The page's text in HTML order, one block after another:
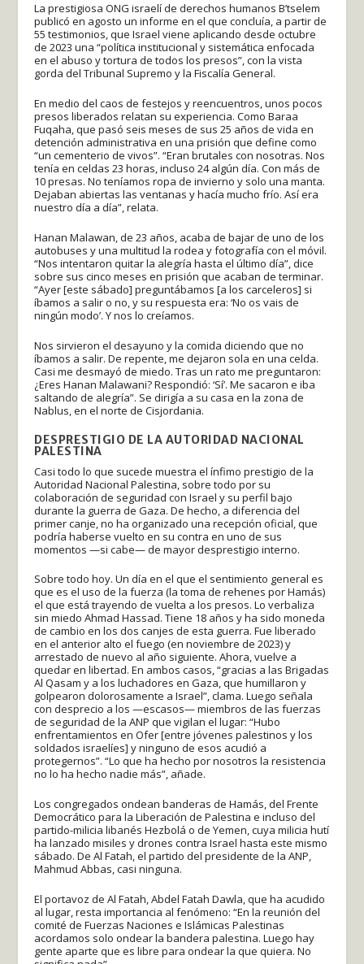
La prestigiosa ONG israelí de derechos humanos B’tselem
publicó en agosto un informe en el que concluía, a partir de
55 testimonios, que Israel viene aplicando desde octubre
de 2023 una “política institucional y sistemática enfocada
en el abuso y tortura de todos los presos”, con la vista
gorda del Tribunal Supremo y la Fiscalía General.
En medio del caos de festejos y reencuentros, unos pocos
presos liberados relatan su experiencia. Como Baraa
Fuqaha, que pasó seis meses de sus 25 años de vida en
detención administrativa en una prisión que define como
“un cementerio de vivos”. “Eran brutales con nosotras. Nos
tenía en celdas 23 horas, incluso 24 algún día. Con más de
10 presas. No teníamos ropa de invierno y solo una manta.
Dejaban abiertas las ventanas y hacía mucho frío. Así era
nuestro día a día”, relata.
Hanan Malawan, de 23 años, acaba de bajar de uno de los
autobuses y una multitud la rodea y fotografía con el móvil.
“Nos intentaron quitar la alegría hasta el último día”, dice
sobre sus cinco meses en prisión que acaban de terminar.
“Ayer [este sábado] preguntábamos [a los carceleros] si
íbamos a salir o no, y su respuesta era: ‘No os vais de
ningún modo’. Y nos lo creíamos.
Nos sirvieron el desayuno y la comida diciendo que no
íbamos a salir. De repente, me dejaron sola en una celda.
Casi me desmayó de miedo. Tras un rato me preguntaron:
¿Eres Hanan Malawani? Respondió: ‘Sí’. Me sacaron e iba
saltando de alegría”. Se dirigía a su casa en la zona de
Nablus, en el norte de Cisjordania.
DESPRESTIGIO DE LA AUTORIDAD NACIONAL
PALESTINA
Casi todo lo que sucede muestra el ínfimo prestigio de la
Autoridad Nacional Palestina, sobre todo por su
colaboración de seguridad con Israel y su perfil bajo
durante la guerra de Gaza. De hecho, a diferencia del
primer canje, no ha organizado una recepción oficial, que
podría haberse vuelto en su contra en uno de sus
momentos —si cabe— de mayor desprestigio interno.
Sobre todo hoy. Un día en el que el sentimiento general es
que es el uso de la fuerza (la toma de rehenes por Hamás)
el que está trayendo de vuelta a los presos. Lo verbaliza
sin miedo Ahmad Hassad. Tiene 18 años y ha sido moneda
de cambio en los dos canjes de esta guerra. Fue liberado
en el anterior alto el fuego (en noviembre de 2023) y
arrestado de nuevo al año siguiente. Ahora, vuelve a
quedar en libertad. En ambos casos, “gracias a las Brigadas
Al Qasam y a los luchadores en Gaza, que humillaron y
golpearon dolorosamente a Israel”, clama. Luego señala
con desprecio a los —escasos— miembros de las fuerzas
de seguridad de la ANP que vigilan el lugar: “Hubo
enfrentamientos en Ofer [entre jóvenes palestinos y los
soldados israelíes] y ninguno de esos acudió a
protegernos”. “Lo que ha hecho por nosotros la resistencia
no lo ha hecho nadie más”, añade.
Los congregados ondean banderas de Hamás, del Frente
Democrático para la Liberación de Palestina e incluso del
partido-milicia libanés Hezbolá o de Yemen, cuya milicia hutí
ha lanzado misiles y drones contra Israel hasta este mismo
sábado. De Al Fatah, el partido del presidente de la ANP,
Mahmud Abbas, casi ninguna.
El portavoz de Al Fatah, Abdel Fatah Dawla, que ha acudido
al lugar, resta importancia al fenómeno: “En la reunión del
comité de Fuerzas Naciones e Islámicas Palestinas
acordamos solo ondear la bandera palestina. Luego hay
gente aparte que es libre para ondear la que quiera. No